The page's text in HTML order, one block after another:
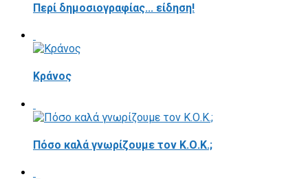
Περί δημοσιογραφίας... είδηση!
Κράνος
Πόσο καλά γνωρίζουμε τον Κ.Ο.Κ.;